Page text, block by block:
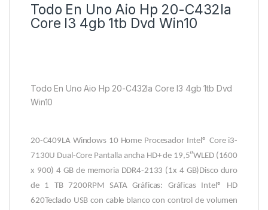
Todo En Uno Aio Hp 20-C432la
Core I3 4gb 1tb Dvd Win10
Todo En Uno Aio Hp 20-C432la Core I3 4gb 1tb Dvd
Win10
20-C409LA Windows 10 Home Procesador Intel® Core i3-
7130U Dual-Core Pantalla ancha HD+ de 19,5″WLED (1600
x 900) 4 GB de memoria DDR4-2133 (1x 4 GB)Disco duro
de 1 TB 7200RPM SATA Gráficas: Gráficas Intel® HD
620Teclado USB con cable blanco con control de volumen